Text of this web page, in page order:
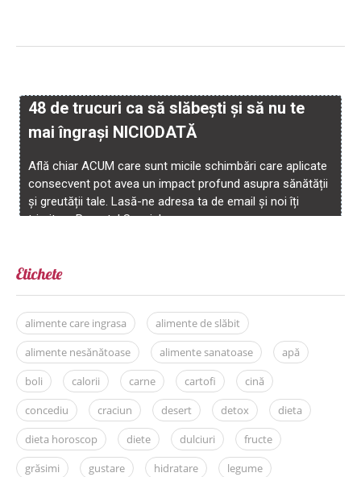
Etichete
alimente care ingrasa
alimente de slăbit
alimente nesănătoase
alimente sanatoase
apă
boli
calorii carne cartofi
cină
concediu
craciun desert detox
dieta
dieta horoscop
diete dulciuri
fructe
grăsimi
gustare hidratare
legume